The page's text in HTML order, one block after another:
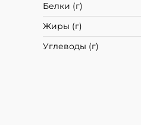
Белки (г)
Жиры (г)
Углеводы (г)